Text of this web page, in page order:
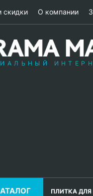
скидки О компании
ПЛИТКА